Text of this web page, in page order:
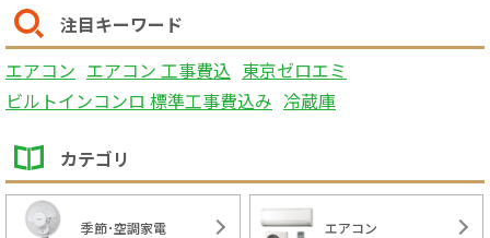
注目キーワード
エアコン エアコン 工事費込 東京ゼロエミ
ビルトインコンロ 標準工事費込み 冷蔵庫
カテゴリ
季節･空調家電 エアコン